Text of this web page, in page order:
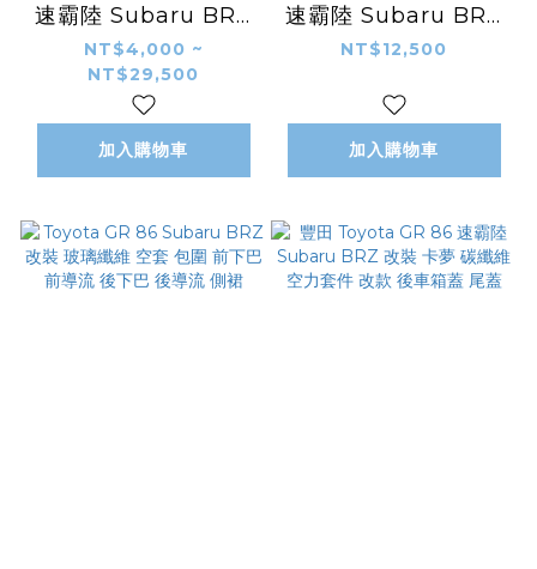
速霸陸 Subaru BRZ
碳纖維 寬體 前後保桿
側裙 尾翼 引擎蓋 葉子
板
NT$4,000 ~
NT$29,500
加入購物車
速霸陸 Subaru BRZ
改裝 燈件 龍鱗尾燈 車
NT$12,500
加入購物車